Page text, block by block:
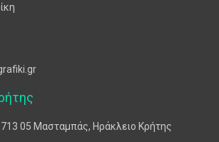
713 05 Μασταμπάς, Ηράκλειο Κρήτης